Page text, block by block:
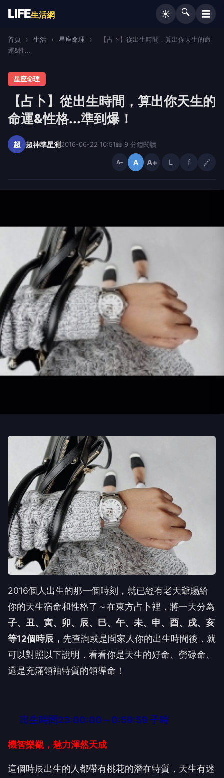
LIFE生活網 ☀️ 🔍 ☰
首頁 › 生活 › 星座命理 ›
【占卜】從出生時間，算出你天生的命
運&性...
星座命理
【占卜】從出生時間，算出你天生的
命運&性格...準到爆！
超 超神準星測2016-06-22 10:51📖 9 分鐘閱讀
A− A A+ L f 🔗
2016個人出生的那一個時刻，就已經有老天爺賜給
你的天生宿命和性格了～在東方占卜裡，將一天分為
子、丑、寅、卯、辰、巳、午、未、申、酉、戌、亥
等12個時辰， 先查詢或是問家人你的出生時間後，就
可以對照以下說明，看看你是天生的好命、勞碌命、
還是充滿領袖特質的領導命！
出生時間23:00:00～0:59:59 子時
機智樂觀，魅力渾然天成
這個時辰出生的人都帶有桃花的潛在特質，天生有迷